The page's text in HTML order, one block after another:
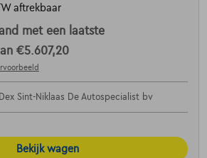
aftrekbaar
met een laatste
€5.607,20
Dex Sint-Niklaas De Autospecialist bv
Bekijk wagen